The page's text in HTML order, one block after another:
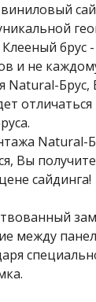
брус
и не
Natural-
Natural-
Вы
сайдинга!
между